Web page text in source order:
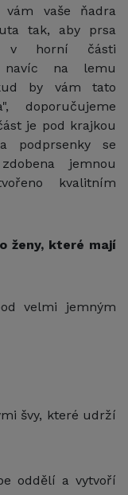
vaše ňadra
tak, aby prsa
v horní části
na lemu
by vám tato
doporučujeme
je pod krajkou
podprsenky se
jemnou
kvalitním
ženy, které mají
velmi jemným
švy, které udrží
oddělí a vytvoří